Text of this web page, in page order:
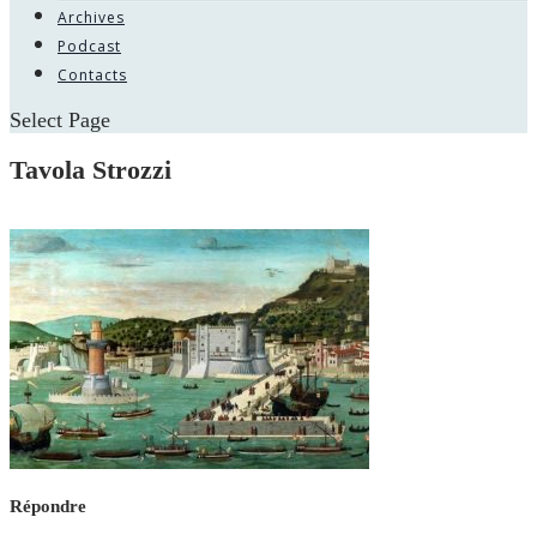
Archives
Podcast
Contacts
Select Page
Tavola Strozzi
Répondre